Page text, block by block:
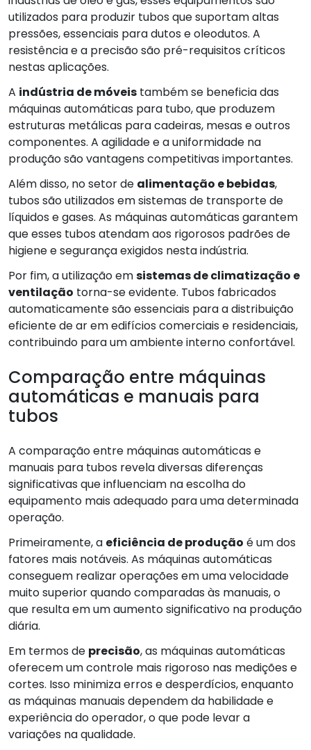
utilizados para produzir tubos que suportam altas
pressões, essenciais para dutos e oleodutos. A
resistência e a precisão são pré-requisitos críticos
nestas aplicações.
A indústria de móveis também se beneficia das
máquinas automáticas para tubo, que produzem
estruturas metálicas para cadeiras, mesas e outros
componentes. A agilidade e a uniformidade na
produção são vantagens competitivas importantes.
Além disso, no setor de alimentação e bebidas,
tubos são utilizados em sistemas de transporte de
líquidos e gases. As máquinas automáticas garantem
que esses tubos atendam aos rigorosos padrões de
higiene e segurança exigidos nesta indústria.
Por fim, a utilização emsistemas de climatização e
ventilação torna-se evidente. Tubos fabricados
automaticamente são essenciais para a distribuição
eficiente de ar em edifícios comerciais e residenciais,
contribuindo para um ambiente interno confortável.
Comparação entre máquinas
automáticas e manuais para
tubos
A comparação entre máquinas automáticas e
manuais para tubos revela diversas diferenças
significativas que influenciam na escolha do
equipamento mais adequado para uma determinada
operação.
Primeiramente, a eficiência de produção é um dos
fatores mais notáveis. As máquinas automáticas
conseguem realizar operações em uma velocidade
muito superior quando comparadas às manuais, o
que resulta em um aumento significativo na produção
diária.
Em termos de precisão, as máquinas automáticas
oferecem um controle mais rigoroso nas medições e
cortes. Isso minimiza erros e desperdícios, enquanto
as máquinas manuais dependem da habilidade e
experiência do operador, o que pode levar a
variações na qualidade.